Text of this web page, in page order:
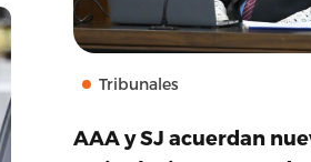
Tribunales
AAA y SJ acuerdan